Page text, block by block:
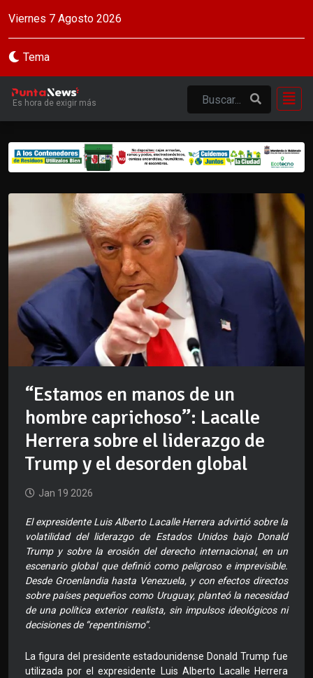
Viernes 7 Agosto 2026
Tema
Es hora de exigir más
“Estamos en manos de un
hombre caprichoso”: Lacalle
Herrera sobre el liderazgo de
Trump y el desorden global
Jan 19 2026
El expresidente Luis Alberto Lacalle Herrera advirtió sobre la
volatilidad del liderazgo de Estados Unidos bajo Donald
Trump y sobre la erosión del derecho internacional, en un
escenario global que definió como peligroso e imprevisible.
Desde Groenlandia hasta Venezuela, y con efectos directos
sobre países pequeños como Uruguay, planteó la necesidad
de una política exterior realista, sin impulsos ideológicos ni
decisiones de “repentinismo”.
La figura del presidente estadounidense Donald Trump fue
utilizada por el expresidente Luis Alberto Lacalle Herrera